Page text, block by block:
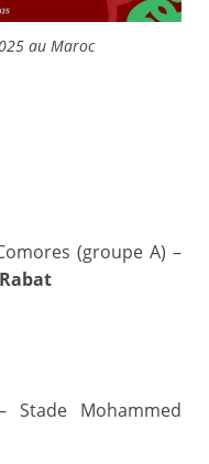
au Maroc
(groupe A) –
Rabat
Mohammed